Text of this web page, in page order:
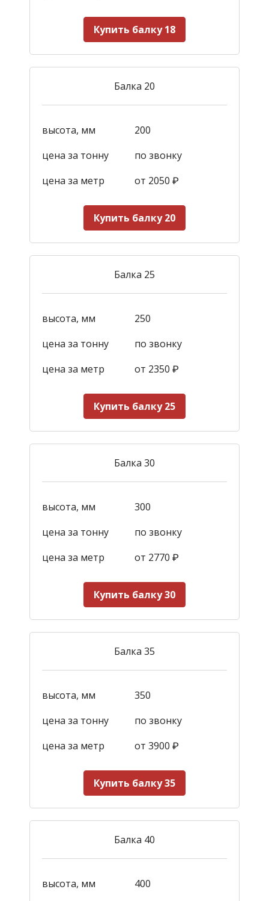
Купить балку 18
Балка 20
высота, мм
200
цена за тонну
по звонку
цена за метр
от 2050 ₽
Купить балку 20
Балка 25
высота, мм
250
цена за тонну
по звонку
цена за метр
от 2350 ₽
Купить балку 25
Балка 30
высота, мм
300
цена за тонну
по звонку
цена за метр
от 2770 ₽
Купить балку 30
Балка 35
высота, мм
350
цена за тонну
по звонку
цена за метр
от 3900 ₽
Купить балку 35
Балка 40
высота, мм 400